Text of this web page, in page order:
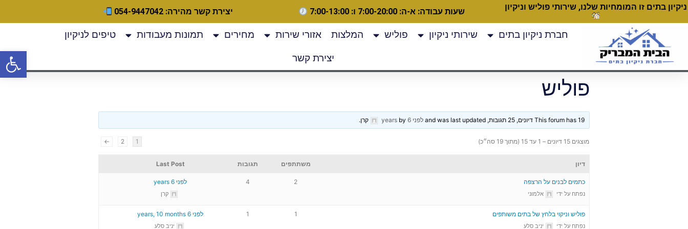
ניקיון בתים זו המומחיות שלנו, שירותי פוליש וניקיון שעות עבודה: א-ה: 7:00-20:00 ו: 7:00-13:00 יצירת קשר מהירה: 054-9447042
חברת ניקיון בתים שירותי ניקיון פוליש המלצות אזורי שירות מחירים תמונות מעבודות טיפים לניקיון
יצירת קשר
פוליש
This forum has 19 דיונים, 25 תגובות, and was last updated לפני 6 years by קרן.
מוצגים 15 דיונים – 1 עד 15 (מתוך 19 סה״כ) 1
2
←
דיון משתתפים תגובות Last Post
כתמים לבנים על הרצפה
נפתח על ידי אלמוני
2
4 לפני 6 years
קרן
פוליש וניקוי בלחץ של בתים משותפים
נפתח על ידי יניב סלע
1
1 לפני 6 years, 10 months
יניב סלע